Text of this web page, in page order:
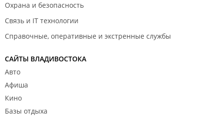
Охрана и безопасность
Связь и IT технологии
Справочные, оперативные и экстренные службы
САЙТЫ ВЛАДИВОСТОКА
Авто
Афиша
Кино
Базы отдыха